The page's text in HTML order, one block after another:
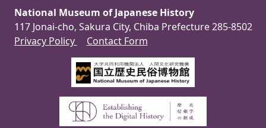
National Museum of Japanese History
117 Jonai-cho, Sakura City, Chiba Prefecture 285-8502
Privacy Policy
Contact Form